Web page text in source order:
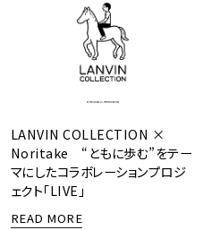
LANVIN COLLECTION ×
Noritake “ともに歩む”をテー
マにしたコラボレーションプロジ
ェクト「LIVE」
READ MORE